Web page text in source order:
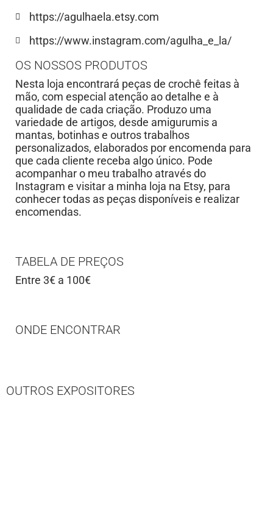
https://agulhaela.etsy.com
https://www.instagram.com/agulha_e_la/
OS NOSSOS PRODUTOS
Nesta loja encontrará peças de crochê feitas à
mão, com especial atenção ao detalhe e à
qualidade de cada criação. Produzo uma
variedade de artigos, desde amigurumis a
mantas, botinhas e outros trabalhos
personalizados, elaborados por encomenda para
que cada cliente receba algo único. Pode
acompanhar o meu trabalho através do
Instagram e visitar a minha loja na Etsy, para
conhecer todas as peças disponíveis e realizar
encomendas.
TABELA DE PREÇOS
Entre 3€ a 100€
ONDE ENCONTRAR
OUTROS EXPOSITORES